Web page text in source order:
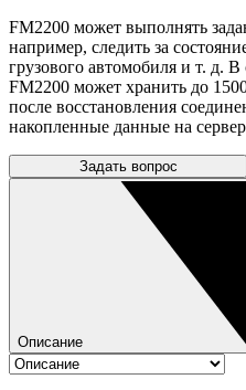
FM2200 может выполнять
например, следить за
грузового автомобиля и т. д.
FM2200 может хранить до
после восстановления
накопленные данные на
Задать вопрос
Описание